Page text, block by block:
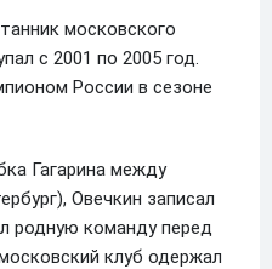
московского
с 2001 по 2005 год.
России в сезоне
Гагарина между
Овечкин записал
родную команду перед
клуб одержал